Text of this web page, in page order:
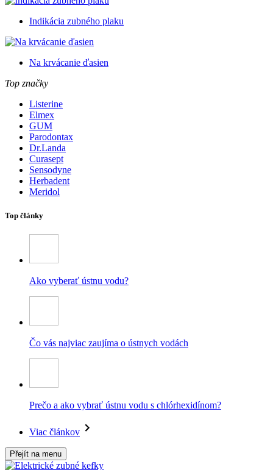
Indikácia zubného plaku
Na krvácanie ďasien
Top značky
Listerine
Elmex
GUM
Parodontax
Dr.Landa
Curasept
Sensodyne
Herbadent
Meridol
Top články
Ako vyberať ústnu vodu?
Čo vás najviac zaujíma o ústnych vodách
Prečo a ako vybrať ústnu vodu s chlórhexidínom?
Viac článkov
Přejít na menu